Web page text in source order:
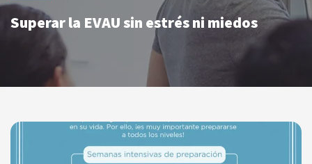
Superar la EVAU sin estrés ni miedos